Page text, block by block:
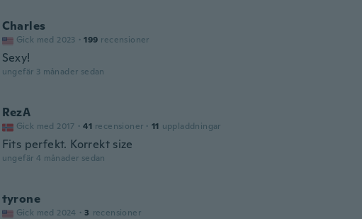
Charles
Gick med 2023 · 199 recensioner
Sexy!
ungefär 3 månader sedan
RezA
Gick med 2017 · 41 recensioner · 11 uppladdningar
Fits perfekt. Korrekt size
ungefär 4 månader sedan
tyrone
Gick med 2024 · 3 recensioner